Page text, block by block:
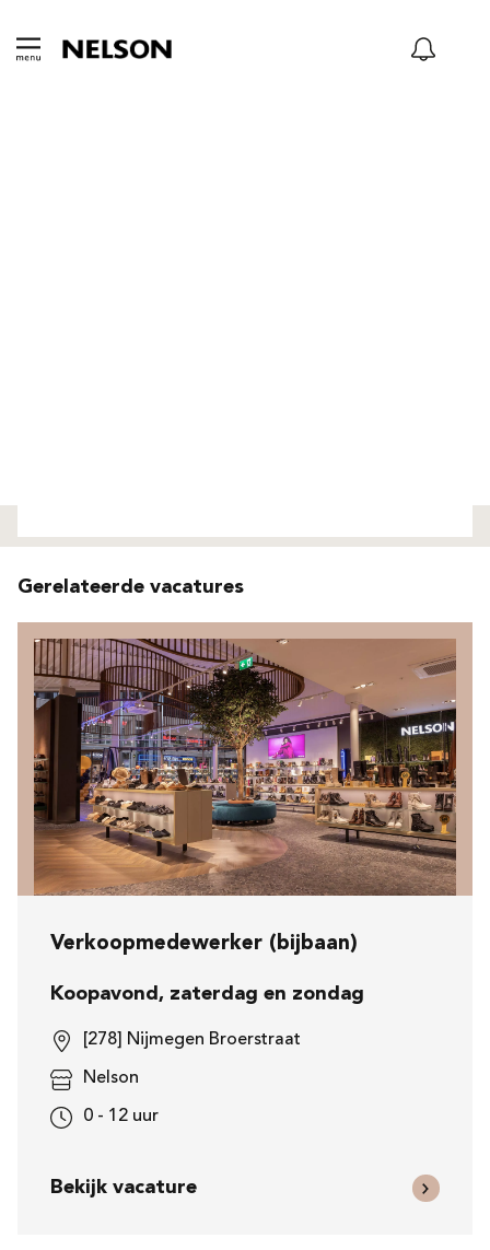
Gerelateerde vacatures
Verkoopmedewerker (bijbaan)
Koopavond, zaterdag en zondag
[278] Nijmegen Broerstraat
Nelson
0 - 12 uur
Bekijk vacature